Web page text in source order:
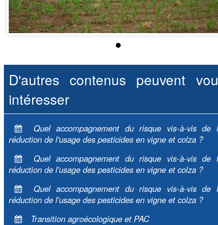
D'autres contenus peuvent
intéresser
Quel accompagnement du risque vis-à-vis de
réduction de l'usage des pesticides en vigne et colza ?
Quel accompagnement du risque vis-à-vis de
réduction de l'usage des pesticides en vigne et colza ?
Quel accompagnement du risque vis-à-vis de
réduction de l'usage des pesticides en vigne et colza ?
Transition agroécologique et PAC